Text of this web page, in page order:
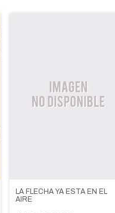
LA FLECHA YA ESTÁ EN EL
AIRE